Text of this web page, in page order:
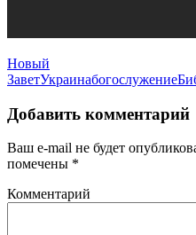
Новый
ЗаветУкраинабогослужение
Добавить комментарий
Ваш e-mail не будет
помечены *
Комментарий